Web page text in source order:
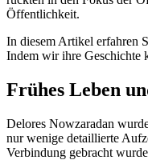
Öffentlichkeit.
In diesem Artikel erfahren
Indem wir ihre Geschichte
Frühes Leben
Delores Nowzaradan
nur wenige detaillierte
Verbindung gebracht